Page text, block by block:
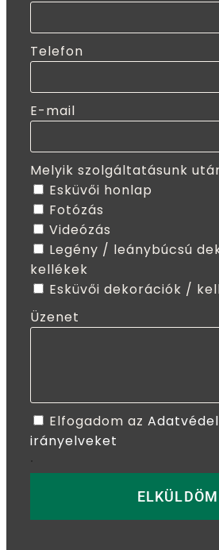
Telefon
E-mail
Melyik szolgáltatásunk
Esküvői honlap
Fotózás
Videózás
Legény / leánybúcsú
kellékek
Esküvői dekorációk /
Üzenet
Elfogadom az
irányelveket
ELKÜLDÖM